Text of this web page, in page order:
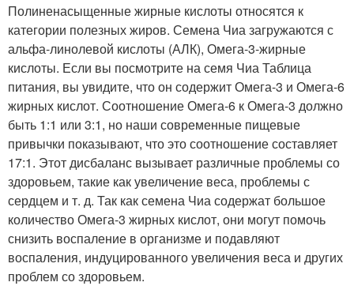
Полиненасыщенные жирные кислоты относятся к
категории полезных жиров. Семена Чиа загружаются с
альфа-линолевой кислоты (АЛК), Омега-3-жирные
кислоты. Если вы посмотрите на семя Чиа Таблица
питания, вы увидите, что он содержит Омега-3 и Омега-6
жирных кислот. Соотношение Омега-6 к Омега-3 должно
быть 1:1 или 3:1, но наши современные пищевые
привычки показывают, что это соотношение составляет
17:1. Этот дисбаланс вызывает различные проблемы со
здоровьем, такие как увеличение веса, проблемы с
сердцем и т. д. Так как семена Чиа содержат большое
количество Омега-3 жирных кислот, они могут помочь
снизить воспаление в организме и подавляют
воспаления, индуцированного увеличения веса и других
проблем со здоровьем.